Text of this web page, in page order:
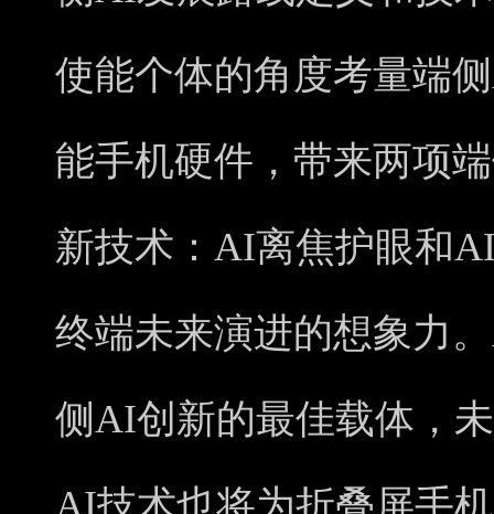
使能个体的角度考量端
能手机硬件，带来两项
新技术：AI离焦护眼和
终端未来演进的想象力
侧AI创新的最佳载体，
AI技术也将为折叠屏手